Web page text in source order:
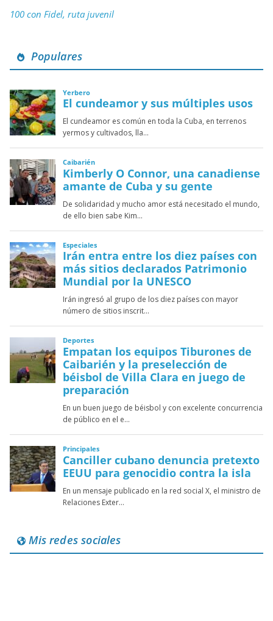
100 con Fidel, ruta juvenil
Populares
Mis redes sociales